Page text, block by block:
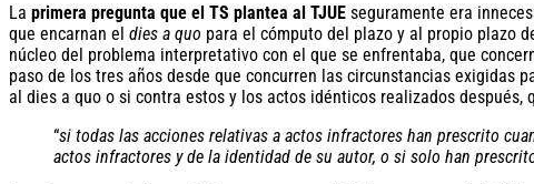
La primera pregunta que el TS plantea al TJUE seguramente era
que encarnan el dies a quo para el cómputo del plazo y al propio plazo
núcleo del problema interpretativo con el que se enfrentaba, que
paso de los tres años desde que concurren las circunstancias
al dies a quo o si contra estos y los actos idénticos realizados
“si todas las acciones relativas a actos infractores han prescrito
actos infractores y de la identidad de su autor, o si solo han